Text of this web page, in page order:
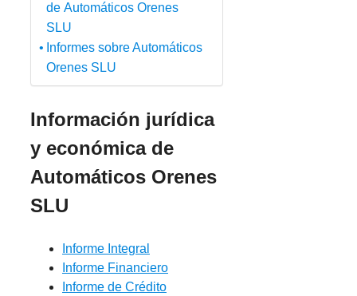
de Automáticos Orenes
SLU
Informes sobre Automáticos
Orenes SLU
Información jurídica
y económica de
Automáticos Orenes
SLU
Informe Integral
Informe Financiero
Informe de Crédito